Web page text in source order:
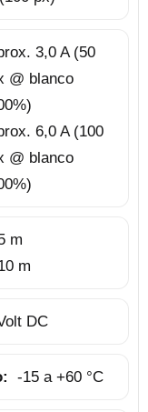
3,0 A (50
@ blanco
6,0 A (100
@ blanco
m
m
DC
-15 a +60 °C